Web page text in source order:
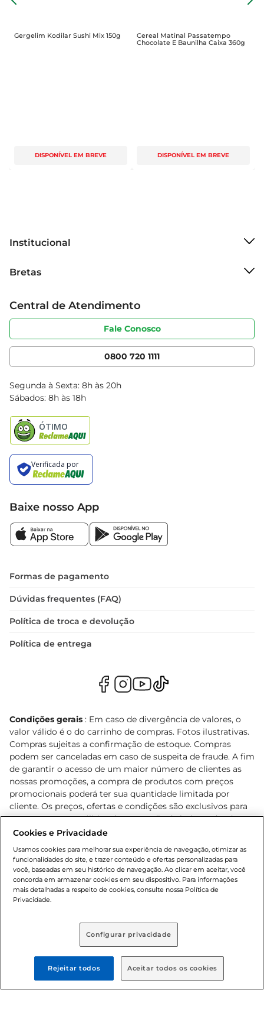
Gergelim Kodilar Sushi Mix 150g
DISPONÍVEL EM BREVE
Cereal Matinal Passatempo
Chocolate E Baunilha Caixa 360g
DISPONÍVEL EM BREVE
Institucional
Grupo Cencosud
Sobre privacidade
Portal do fornecedor
Cencosud Media
Bretas
Produtos Bretas
Código de ética
Serviços
Clube Bretas
Blog Bretas
Black Friday
Central de Atendimento
Fale Conosco
0800 720 1111
Segunda à Sexta: 8h às 20h
Sábados: 8h às 18h
Baixe nosso App
Formas de pagamento
Dúvidas frequentes (FAQ)
Política de troca e devolução
Política de entrega
Condições gerais : Em caso de divergência de valores, o
valor válido é o do carrinho de compras. Fotos ilustrativas.
Compras sujeitas a confirmação de estoque. Compras
podem ser canceladas em caso de suspeita de fraude. A fim
de garantir o acesso de um maior número de clientes as
nossas promoções, a compra de produtos com preços
promocionais poderá ter sua quantidade limitada por
cliente. Os preços, ofertas e condições são exclusivos para
o e-commerce e válidos durante o dia de hoje, podendo
sofrer alterações sem prévia notificação. Proibida a venda
Lei n.º 8069/90, art. 81, inciso II (Estatuto da Criança e do
Adolescente). Preços e condições exclusivos para o
www.bretas.com.br, podendo sofrer alterações sem aviso
prévio. O valor mínimo para as compras on-line é de R$
80,00.
© 2025 Copyright. Todos os direitos
reservados Bretas.
Cookies e Privacidade
Usamos cookies para melhorar sua experiência de navegação, otimizar as
funcionalidades do site, e trazer conteúdo e ofertas personalizadas para
você, baseadas em seu histórico de navegação. Ao clicar em aceitar, você
concorda em armazenar cookies em seu dispositivo. Para informações
mais detalhadas a respeito de cookies, consulte nossa Política de
Privacidade.
Configurar privacidade
Rejeitar todos Aceitar todos os cookies